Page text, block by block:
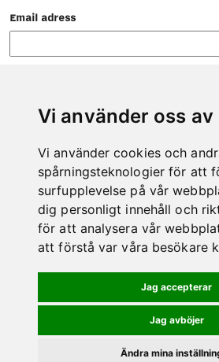
Vi använder oss
Vi använder cookies och
spårningsteknologier för att
surfupplevelse på vår
dig personligt innehåll och
för att analysera vår
att förstå var våra besökare
Jag accepterar
Jag avböjer
Ändra mina
Email adress
CONTACT
Do not hesitate to contact us if there is
you with.
Phone: 0978-600 00
E-mail: info@kero.se
MAP